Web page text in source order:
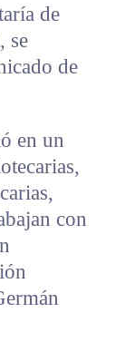
de
se
de
en un
con